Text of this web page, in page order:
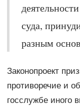
суда,
разным
Законопроект
противоречие и
госслужбе иного